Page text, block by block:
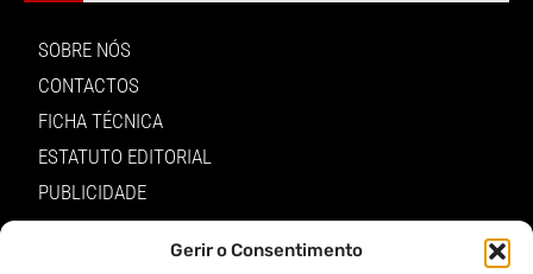
Gerir o Consentimento
SOBRE NÓS
CONTACTOS
FICHA TÉCNICA
ESTATUTO EDITORIAL
PUBLICIDADE
LOJA